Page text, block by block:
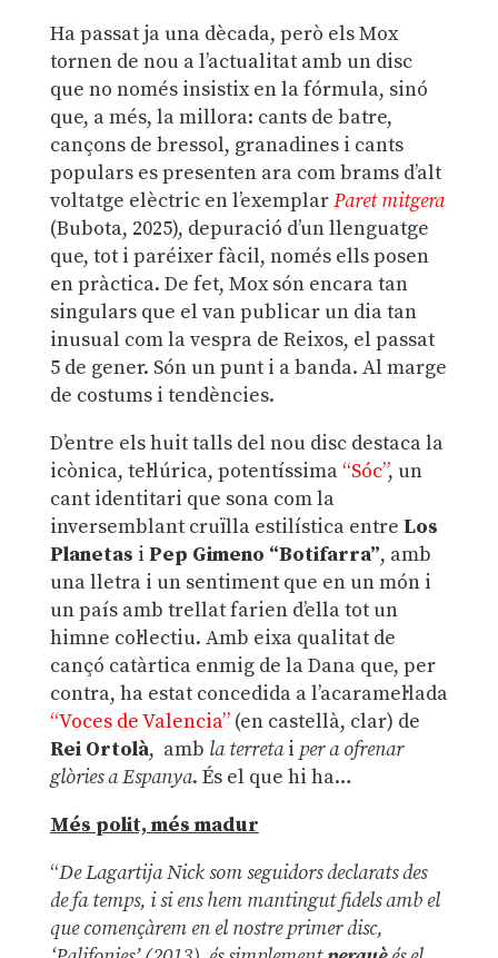
Ha passat ja una dècada, però els Mox
tornen de nou a l’actualitat amb un disc
que no només insistix en la fórmula, sinó
que, a més, la millora: cants de batre,
cançons de bressol, granadines i cants
populars es presenten ara com brams d’alt
voltatge elèctric en l’exemplarParet mitgera
(Bubota, 2025), depuració d’un llenguatge
que, tot i paréixer fàcil, només ells posen
en pràctica. De fet, Mox són encara tan
singulars que el van publicar un dia tan
inusual com la vespra de Reixos, el passat
5 de gener. Són un punt i a banda. Al marge
de costums i tendències.
D’entre els huit talls del nou disc destaca la
icònica, tel·lúrica, potentíssima “Sóc”, un
cant identitari que sona com la
inversemblant cruïlla estilística entre Los
Planetas i Pep Gimeno “Botifarra”, amb
una lletra i un sentiment que en un món i
un país amb trellat farien d’ella tot un
himne col·lectiu. Amb eixa qualitat de
cançó catàrtica enmig de la Dana que, per
contra, ha estat concedida a l’acaramel·lada
“Voces de Valencia”(en castellà, clar) de
Rei Ortolà, amb la terretai per a ofrenar
glòries a Espanya. És el que hi ha…
Més polit, més madur
“De Lagartija Nick som seguidors declarats des
de fa temps, i si ens hem mantingut fidels amb el
que començàrem en el nostre primer disc,